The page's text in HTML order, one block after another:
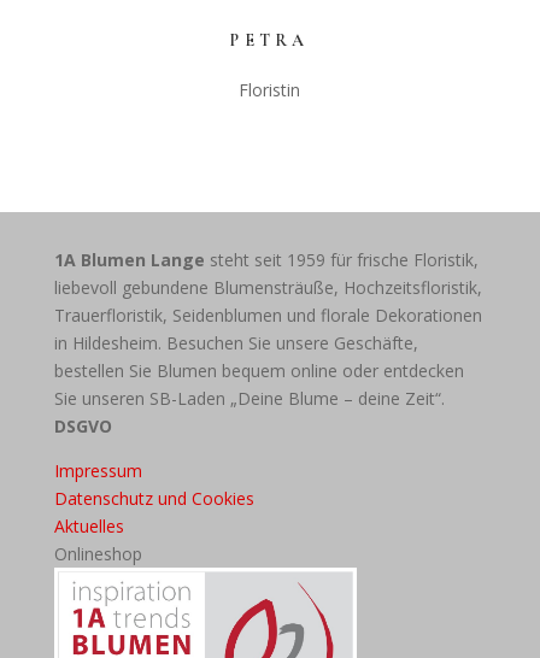
PETRA
Floristin
1A Blumen Lange steht seit 1959 für frische Floristik,
liebevoll gebundene Blumensträuße, Hochzeitsfloristik,
Trauerfloristik, Seidenblumen und florale Dekorationen
in Hildesheim. Besuchen Sie unsere Geschäfte,
bestellen Sie Blumen bequem online oder entdecken
Sie unseren SB-Laden „Deine Blume – deine Zeit“.
DSGVO
Impressum
Datenschutz und Cookies
Aktuelles
Onlineshop